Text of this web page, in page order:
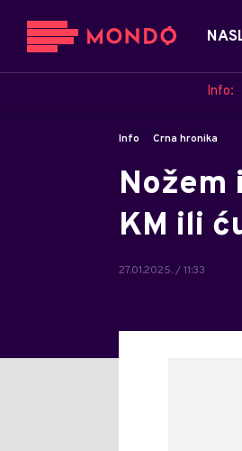
Info:
Info Crna hronika
Nožem
KM ili
27.01.2025. / 11:33